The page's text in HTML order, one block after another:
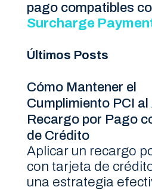
pago compatibles
Surcharge
Últimos Posts
Cómo Mantener el
Cumplimiento PCI
Recargo por Pago
de Crédito
Aplicar un recargo
con tarjeta de
una estrategia